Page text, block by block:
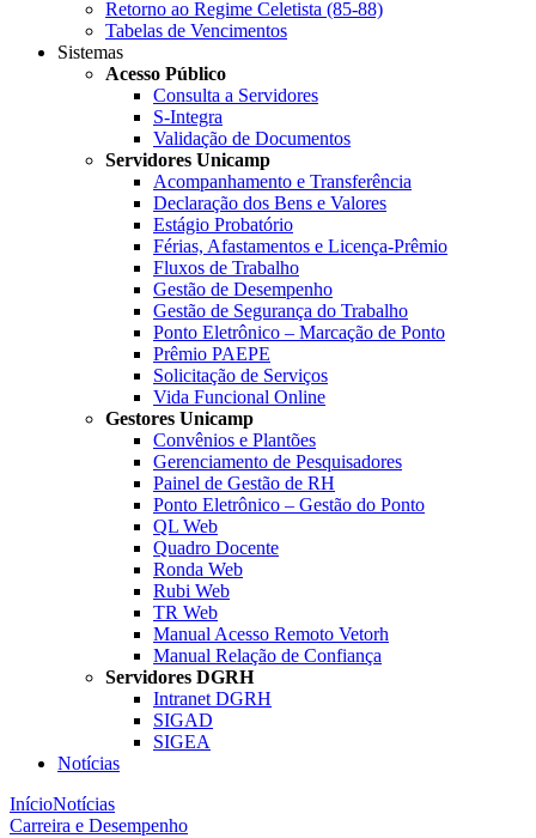
Retorno ao Regime Celetista (85-88)
Tabelas de Vencimentos
Sistemas
Acesso Público
Consulta a Servidores
S-Integra
Validação de Documentos
Servidores Unicamp
Acompanhamento e Transferência
Declaração dos Bens e Valores
Estágio Probatório
Férias, Afastamentos e Licença-Prêmio
Fluxos de Trabalho
Gestão de Desempenho
Gestão de Segurança do Trabalho
Ponto Eletrônico – Marcação de Ponto
Prêmio PAEPE
Solicitação de Serviços
Vida Funcional Online
Gestores Unicamp
Convênios e Plantões
Gerenciamento de Pesquisadores
Painel de Gestão de RH
Ponto Eletrônico – Gestão do Ponto
QL Web
Quadro Docente
Ronda Web
Rubi Web
TR Web
Manual Acesso Remoto Vetorh
Manual Relação de Confiança
Servidores DGRH
Intranet DGRH
SIGAD
SIGEA
Notícias
InícioNotícias
Carreira e Desempenho